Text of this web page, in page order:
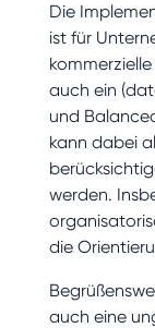
Die
ist für
auch ein
und
kann dabei
werden.
die
auch eine